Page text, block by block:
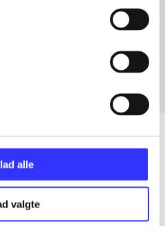
alle
valgte
emner
på udgivelser